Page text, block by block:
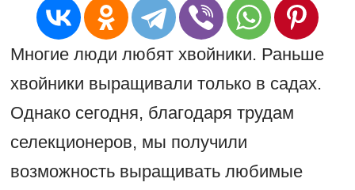
Многие люди любят хвойники. Раньше
хвойники выращивали только в садах.
Однако сегодня, благодаря трудам
селекционеров, мы получили
возможность выращивать любимые